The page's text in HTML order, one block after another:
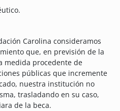
Carolina consideramos
que, en previsión de la
medida procedente de
públicas que incremente
nuestra institución no
trasladando en su caso,
de la beca.